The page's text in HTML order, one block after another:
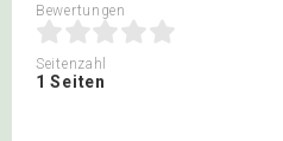
Bewertungen
Seitenzahl
1 Seiten